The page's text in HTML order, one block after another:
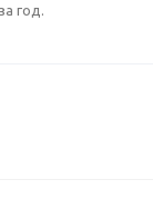
год.